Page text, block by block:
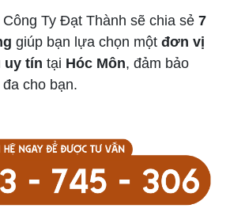
Ty Đạt Thành sẽ chia sẻ 7
giúp bạn lựa chọn một đơn vị
uy tín tại Hóc Môn, đảm bảo
cho bạn.